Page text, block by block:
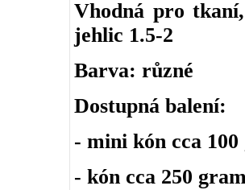
Vhodná pro
jehlic 1.5-2
Barva: různé
Dostupná balení:
- mini kón cca
- kón cca 250